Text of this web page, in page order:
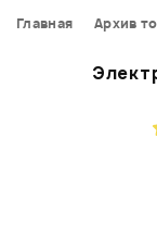
Главная Архив